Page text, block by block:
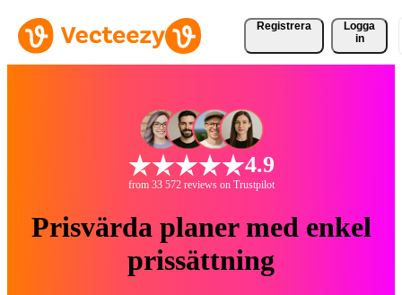
Registrera
Logga
in
4.9
from 33 572 reviews on Trustpilot
Prisvärda planer med enkel
prissättning